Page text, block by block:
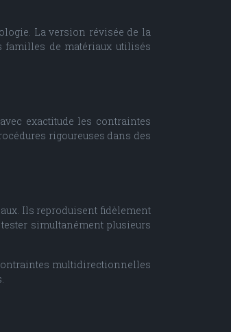
La version révisée de la
familles de matériaux utilisés
exactitude les contraintes
rigoureuses dans des
Ils reproduisent fidèlement
simultanément plusieurs
multidirectionnelles